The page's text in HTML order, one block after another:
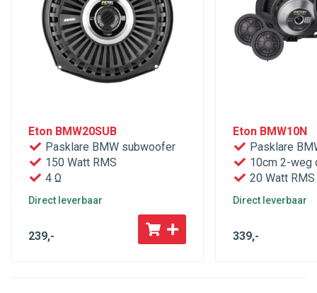
Eton BMW20SUB
Pasklare BMW subwoofer
150 Watt RMS
4 Ω
Direct leverbaar
239,-
Eton BMW10N
Pasklare
10cm 2-weg
20 Watt RMS
Direct leverbaar
339,-